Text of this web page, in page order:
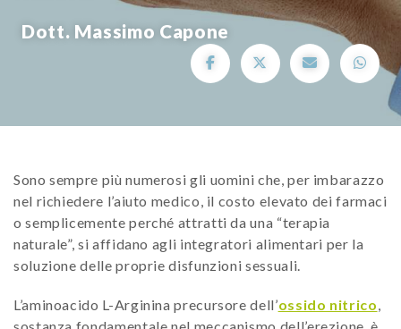
Dott. Massimo Capone
Sono sempre più numerosi gli uomini che, per imbarazzo
nel richiedere l’aiuto medico, il costo elevato dei farmaci
o semplicemente perché attratti da una “terapia
naturale”, si affidano agli integratori alimentari per la
soluzione delle proprie disfunzioni sessuali.
L’aminoacido L-Arginina precursore dell’ossido nitrico,